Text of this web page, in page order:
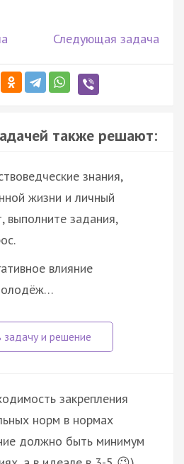
Следующая задача
также решают:
знания,
жизни и личный
выполните задания,
влияние
закрепления
норм в нормах
должно быть минимум